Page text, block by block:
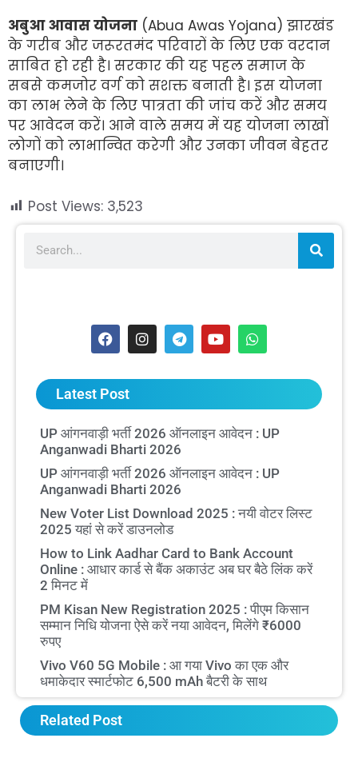
अबुआ आवास योजना (Abua Awas Yojana) झारखंड
के गरीब और जरूरतमंद परिवारों के लिए एक वरदान
साबित हो रही है। सरकार की यह पहल समाज के
सबसे कमजोर वर्ग को सशक्त बनाती है। इस योजना
का लाभ लेने के लिए पात्रता की जांच करें और समय
पर आवेदन करें। आने वाले समय में यह योजना लाखों
लोगों को लाभान्वित करेगी और उनका जीवन बेहतर
बनाएगी।
Post Views: 3,523
Latest Post
UP आंगनवाड़ी भर्ती 2026 ऑनलाइन आवेदन : UP
Anganwadi Bharti 2026
UP आंगनवाड़ी भर्ती 2026 ऑनलाइन आवेदन : UP
Anganwadi Bharti 2026
New Voter List Download 2025 : नयी वोटर लिस्ट
2025 यहां से करें डाउनलोड
How to Link Aadhar Card to Bank Account
Online : आधार कार्ड से बैंक अकाउंट अब घर बैठे लिंक करें
2 मिनट में
PM Kisan New Registration 2025 : पीएम किसान
सम्मान निधि योजना ऐसे करें नया आवेदन, मिलेंगे ₹6000
रुपए
Vivo V60 5G Mobile : आ गया Vivo का एक और
धमाकेदार स्मार्टफोट 6,500 mAh बैटरी के साथ
Related Post